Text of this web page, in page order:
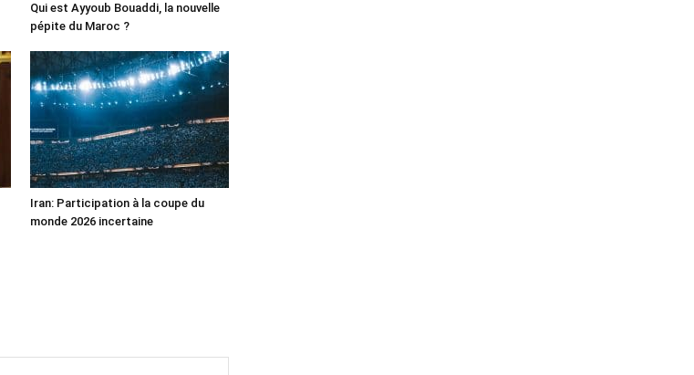
Qui est Ayyoub Bouaddi, la nouvelle
pépite du Maroc ?
Iran: Participation à la coupe du
monde 2026 incertaine